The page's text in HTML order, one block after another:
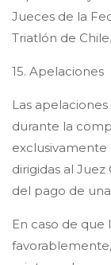
Jueces de la
Triatlón de Chile.
15. Apelaciones
Las
durante la
exclusivamente
dirigidas al
del pago de
En caso de que